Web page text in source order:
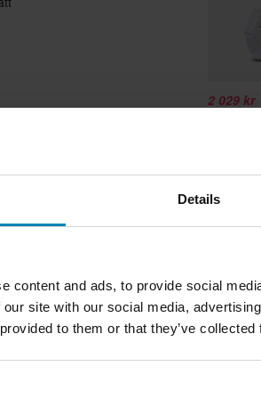
Details
content and ads, to provide social
site with our social media,
to them or that they’ve
Grön/Kamouflage
Vuxen
bästa för att du ska få dina
2 029 kr